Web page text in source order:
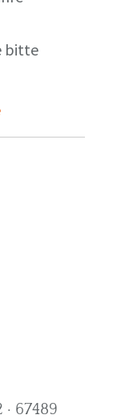
bitte
67489